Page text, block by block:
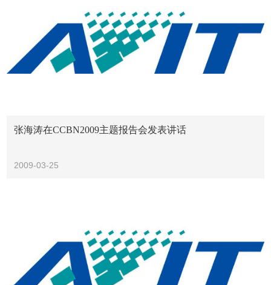
张海涛在CCBN2009主题报告会发表讲话
2009-03-25